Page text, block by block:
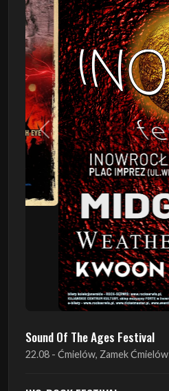
Poprzedni
Sound Of The Ages Festival
22.08 - Ćmielów, Zamek Ćmielów